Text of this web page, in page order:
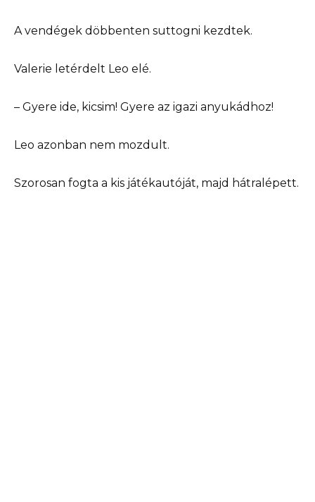
A vendégek döbbenten suttogni kezdtek.
Valerie letérdelt Leo elé.
– Gyere ide, kicsim! Gyere az igazi anyukádhoz!
Leo azonban nem mozdult.
Szorosan fogta a kis játékautóját, majd hátralépett.